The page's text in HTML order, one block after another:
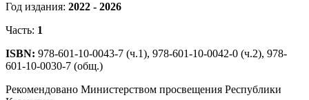
Год издания: 2022 - 2026
Часть: 1
ISBN: 978-601-10-0043-7 (ч.1), 978-601-10-0042-0 (ч.2), 978-
601-10-0030-7 (общ.)
Рекомендовано Министерством просвещения Республики